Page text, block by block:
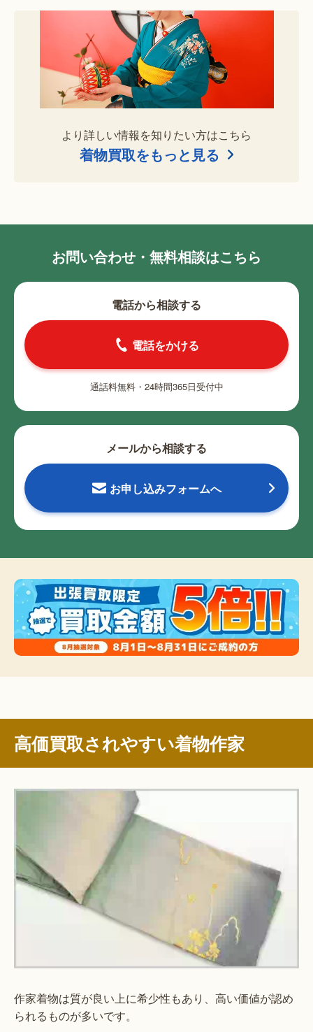
より詳しい情報を知りたい方はこちら
着物買取をもっと見る
お問い合わせ・無料相談はこちら
電話から相談する
電話をかける
通話料無料・24時間365日受付中
メールから相談する
お申し込みフォームへ
高価買取されやすい着物作家
作家着物は質が良い上に希少性もあり、高い価値が認め
られるものが多いです。